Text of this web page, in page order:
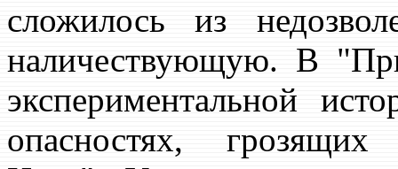
сложилось из
наличествующую. В
экспериментальной
опасностях,